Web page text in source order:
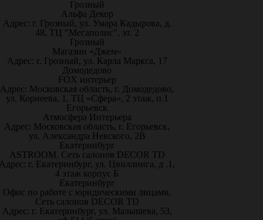
Грозный
Альфа Декор
Адрес: г. Грозный, ул. Умара Кадырова, д.
48, ТЦ "Мегаполис", эт. 2
Грозный
Магазин «Джем»
Адрес: г. Грозный, ул. Карла Маркса, 17
Домодедово
FOX интерьер
Адрес: Московская область, г. Домодедово,
ул. Корнеева, 1, ТЦ «Сфера», 2 этаж, п.1
Егорьевск
Атмосфера Интерьера
Адрес: Московская область, г. Егорьевск,
ул. Александра Невского, 2В
Екатеринбург
ASTROOM. Сеть салонов DECOR TD
г. Екатеринбург, ул. Цвиллинга, д .1,
4 этаж корпус Б
Екатеринбург
Офис по работе с юридическими лицами.
Сеть салонов DECOR TD
Адрес: г. Екатеринбург, ул. Малышева, 53,